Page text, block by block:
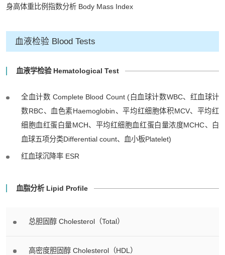
身高体重比例指数分析 Body Mass Index
血液检验 Blood Tests
血液学检验 Hematological Test
全血计数 Complete Blood Count (白血球计数WBC、红血球计
数RBC、血色素Haemoglobin、平均红细胞体积MCV、平均红
细胞血红蛋白量MCH、平均红细胞血红蛋白量浓度MCHC、白
血球五项分类Differential count、血小板Platelet)
红血球沉降率 ESR
血脂分析 Lipid Profile
总胆固醇 Cholesterol（Total）
高密度胆固醇 Cholesterol（HDL）